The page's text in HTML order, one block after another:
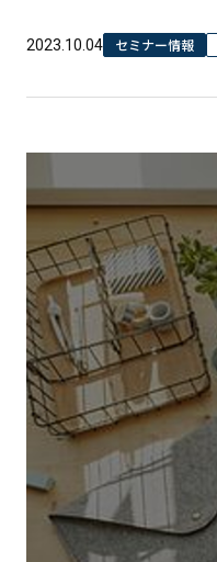
Mail form
［ 24時間受付中 ］
電話で相談する
6538-5358
17:00 土日祝除く ］
2023.10.04 セミナー情報